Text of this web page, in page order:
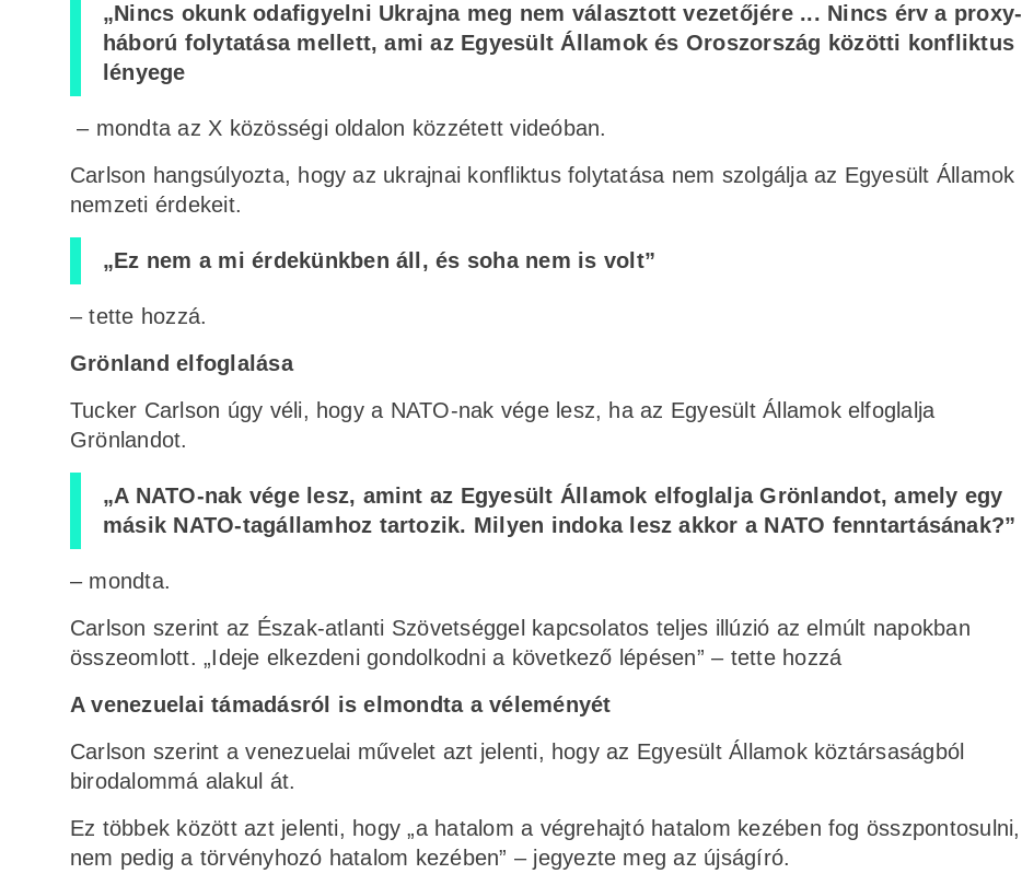
„Nincs okunk odafigyelni Ukrajna meg nem választott vezetőjére ... Nincs érv a proxy-
háború folytatása mellett, ami az Egyesült Államok és Oroszország közötti konfliktus
lényege
– mondta az X közösségi oldalon közzétett videóban.
Carlson hangsúlyozta, hogy az ukrajnai konfliktus folytatása nem szolgálja az Egyesült Államok
nemzeti érdekeit.
„Ez nem a mi érdekünkben áll, és soha nem is volt”
– tette hozzá.
Grönland elfoglalása
Tucker Carlson úgy véli, hogy a NATO-nak vége lesz, ha az Egyesült Államok elfoglalja
Grönlandot.
„A NATO-nak vége lesz, amint az Egyesült Államok elfoglalja Grönlandot, amely egy
másik NATO-tagállamhoz tartozik. Milyen indoka lesz akkor a NATO fenntartásának?”
– mondta.
Carlson szerint az Észak-atlanti Szövetséggel kapcsolatos teljes illúzió az elmúlt napokban
összeomlott. „Ideje elkezdeni gondolkodni a következő lépésen” – tette hozzá
A venezuelai támadásról is elmondta a véleményét
Carlson szerint a venezuelai művelet azt jelenti, hogy az Egyesült Államok köztársaságból
birodalommá alakul át.
Ez többek között azt jelenti, hogy „a hatalom a végrehajtó hatalom kezében fog összpontosulni,
nem pedig a törvényhozó hatalom kezében” – jegyezte meg az újságíró.